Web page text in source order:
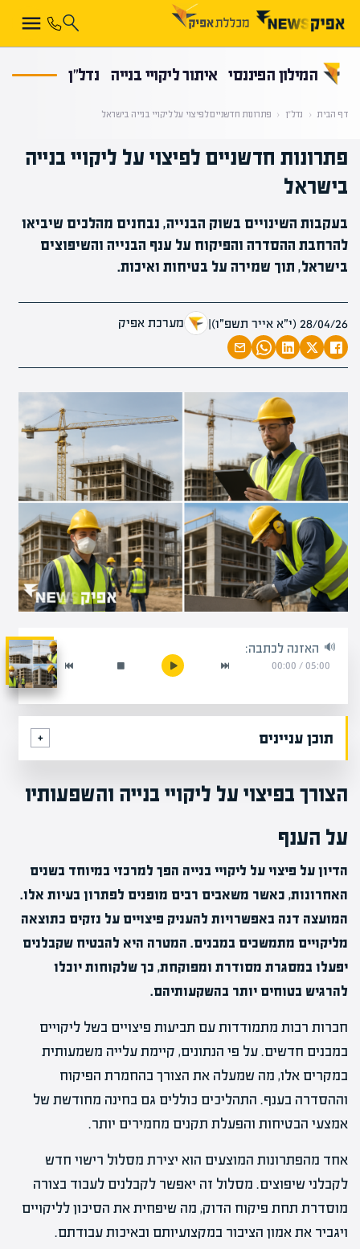
המילון הפיננסי איתור ליקויי בנייה נדל”ן
דף הבית ‹ נדל”ן ‹ פתרונות חדשניים לפיצוי על ליקויי בנייה בישראל
פתרונות חדשניים לפיצוי על ליקויי בנייה
בישראל
בעקבות השינויים בשוק הבנייה, נבחנים מהלכים שיביאו
להרחבת ההסדרה והפיקוח על ענף הבנייה והשיפוצים
בישראל, תוך שמירה על בטיחות ואיכות.
28/04/26 (י״א אייר תשפ״ו) | מערכת אפיק
האזנה לכתבה:
05:00
/
00:00
תוכן עניינים
הצורך בפיצוי על ליקויי בנייה והשפעותיו
על הענף
הדיון על פיצוי על ליקויי בנייה הפך למרכזי במיוחד בשנים
האחרונות, כאשר משאבים רבים מופנים לפתרון בעיות אלו.
המועצה דנה באפשרויות להעניק פיצויים על נזקים כתוצאה
מליקויים מתמשכים במבנים. המטרה היא להבטיח שקבלנים
יפעלו במסגרת מסודרת ומפוקחת, כך שלקוחות יוכלו
להרגיש בטוחים יותר בהשקעותיהם.
חברות רבות מתמודדות עם תביעות פיצויים בשל ליקויים
במבנים חדשים. על פי הנתונים, קיימת עלייה משמעותית
במקרים אלו, מה שמעלה את הצורך בהחמרת הפיקוח
וההסדרה בענף. התהליכים כוללים גם בחינה מחודשת של
אמצעי הבטיחות והפעלת תקנים מחמירים יותר.
אחד מהפתרונות המוצעים הוא יצירת מסלול רישוי חדש
לקבלני שיפוצים. מסלול זה יאפשר לקבלנים לעבוד בצורה
מוסדרת תחת פיקוח הדוק, מה שיפחית את הסיכון לליקויים
ויגביר את אמון הציבור במקצועיותם ובאיכות עבודתם.